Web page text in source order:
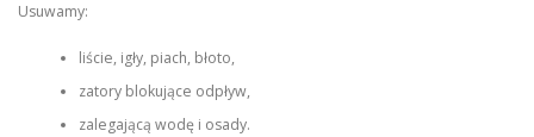
Usuwamy:
liście, igły, piach, błoto,
zatory blokujące odpływ,
zalegającą wodę i osady.